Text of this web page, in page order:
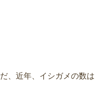
、近年、イシガメの数は